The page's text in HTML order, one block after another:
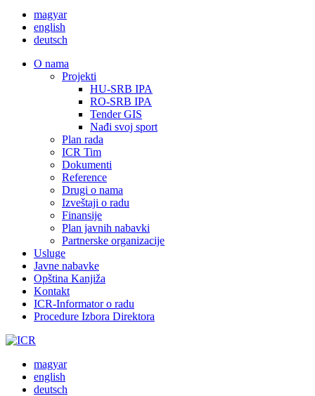
magyar
english
deutsch
О nama
Projekti
HU-SRB IPA
RO-SRB IPA
Tender GIS
Nađi svoj sport
Plan rada
ICR Tim
Dokumenti
Reference
Drugi o nama
Izveštaji o radu
Finansije
Plan javnih nabavki
Partnerske organizacije
Usluge
Javne nabavke
Opština Kanjiža
Kontakt
ICR-Informator o radu
Procedure Izbora Direktora
magyar
english
deutsch